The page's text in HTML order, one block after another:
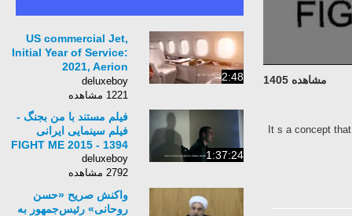
مشاهده 1405
It s a concept
2:48
US commercial Jet,
Initial Year of Service:
2021, Aerion
Supersonic
Commercial Jet
deluxeboy
1221 مشاهده
1:37:24
فیلم مستند با من بجنگ -
فیلم سینمایی ایرانی
1394 - 2015 FIGHT ME
deluxeboy
2792 مشاهده
واکنش صریح «حسن
روحانی» رئیس‌جمهور به